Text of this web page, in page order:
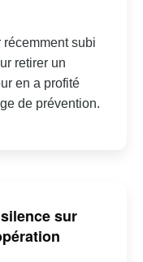
subi
retirer un
en a profité
de prévention.
sur